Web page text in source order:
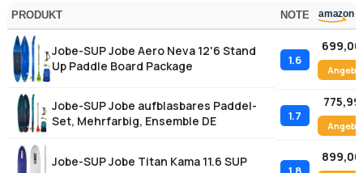
Jobe-SUP Jobe aufblasbares Paddel-
Set, Mehrfarbig, Ensemble DE
1.7
775,99
Jobe-SUP Jobe Titan Kama 11.6 SUP
Jobe-SUP Jobe Aero Loa 11'6 Stand Up